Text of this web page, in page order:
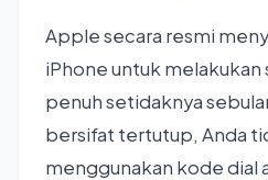
Apple secara resmi
iPhone untuk melakukan
penuh setidaknya
bersifat tertutup, Anda
menggunakan kode dial